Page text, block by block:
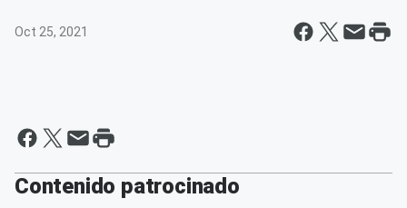
Oct 25, 2021
Contenido patrocinado